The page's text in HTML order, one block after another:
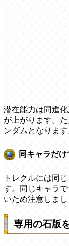
潜在能力は同進
が上がります。
ンダムとなります
同キャラだ
トレクルには同
す。同じキャラ
いため注意しまし
専用の石版